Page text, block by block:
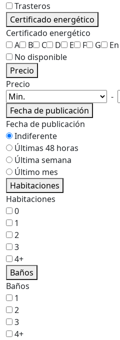
Trasteros
Certificado energético
Certificado energético
A
B C D E F G
No disponible
Precio
Precio
-
Fecha de publicación
Fecha de publicación
Indiferente
Últimas 48 horas
Última semana
Último mes
Habitaciones
Habitaciones
0
1
2
3
4+
Baños
Baños
1
2
3
4+